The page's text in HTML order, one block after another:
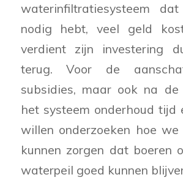
waterinfiltratiesysteem
nodig hebt, veel geld
verdient zijn investering
terug. Voor de
subsidies, maar ook na
het systeem onderhoud tijd
willen onderzoeken hoe
kunnen zorgen dat boeren
waterpeil goed kunnen